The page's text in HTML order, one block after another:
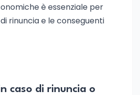
è essenziale per
rinuncia e le conseguenti
caso di rinuncia o